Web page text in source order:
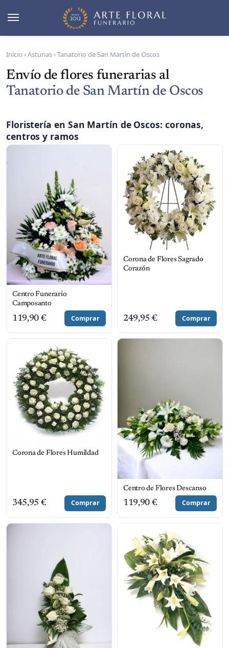
Inicio ›Asturias›Tanatorio de San Martín de Oscos
Envío de flores funerarias al
Tanatorio de San Martín de Oscos
Floristería en San Martín de Oscos: coronas,
centros y ramos
Centro Funerario
Camposanto
119,90 € Comprar
Corona de Flores Sagrado
Corazón
249,95 € Comprar
Corona de Flores Humildad
345,95 € Comprar
Centro de Flores Descanso
119,90 € Comprar